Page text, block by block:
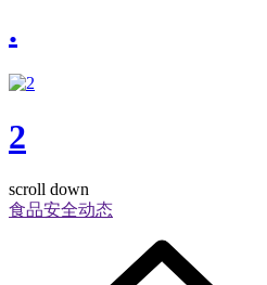
.
2
scroll down
食品安全动态